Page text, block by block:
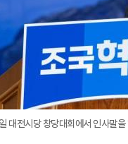
대전시당 창당대회에서 인사말